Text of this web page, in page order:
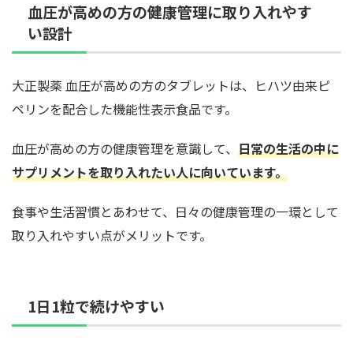
血圧が高めの方の健康管理に取り入れやす
い設計
大正製薬 血圧が高めの方のタブレットは、ヒハツ由来ピ
ペリンを配合した機能性表示食品です。
血圧が高めの方の健康管理を意識して、 日常の生活の中に
サプリメントを取り入れたい人に向いています。
食事や生活習慣とあわせて、日々の健康管理の一環として
取り入れやすい点がメリットです。
1日1粒で続けやすい